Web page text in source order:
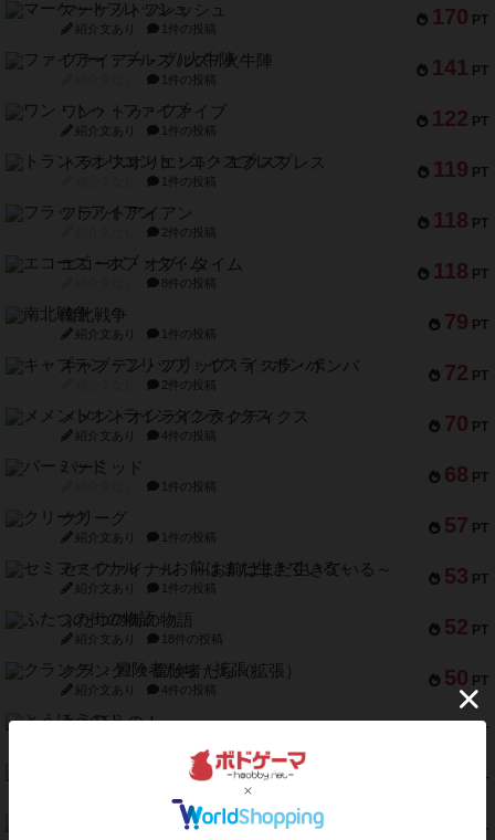
170 PT
マーケットフレッシュ
紹介文あり 1件の投稿
141 PT
ファイアー・ブルズ / 火牛陣
1件の投稿
122 PT
ワン・トゥ・ファイブ
紹介文あり 1件の投稿
119 PT
トランスオリエント・エクスプレス
1件の投稿
118 PT
フラットアイアン
2件の投稿
118 PT
エコーズ・オブ・タイム
8件の投稿
79 PT
南北戦争
紹介文あり 1件の投稿
72 PT
キャプテン・フリップ：イスラ・ボンバ
2件の投稿
70 PT
メメントオンラインタクティクス
紹介文あり 4件の投稿
68 PT
パーミッド
1件の投稿
57 PT
クリーグ
紹介文あり 1件の投稿
53 PT
セミファイナル ～お前はまだ生きている～
紹介文あり 1件の投稿
52 PT
ふたつの街の物語
紹介文あり 18件の投稿
50 PT
クランク! ：冒険者たち（拡張）
紹介文あり 4件の投稿
42 PT
とうほうの！
PT
スターマイン・ラミー ポケット
PT